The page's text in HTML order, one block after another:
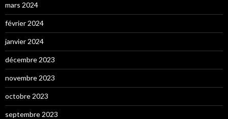
mars 2024
février 2024
janvier 2024
décembre 2023
novembre 2023
octobre 2023
septembre 2023